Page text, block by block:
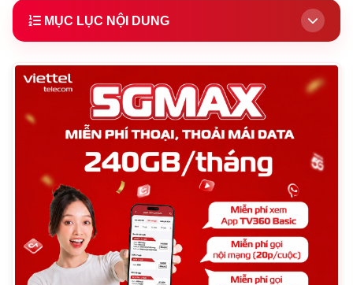
MỤC LỤC NỘI DUNG
2. Gói 5GMAX — 8GB/ngày là bao nhiêu?
Vì sao nên chọn gói 5GMAX?
So sánh 5GMAX và 5G160B
5. Điều kiện đăng ký gói 5GMAX
Cách đăng ký gói 5GMAX
7. Kiểm tra dung lượng & phút thoại
8. Cách hủy gói 5GMAX